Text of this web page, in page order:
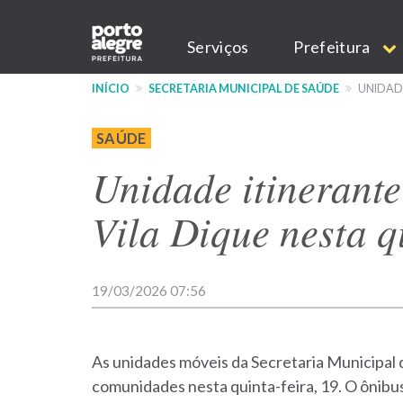
conteúdo
Main
navigation
Serviços Prefeitura
INÍCIO SECRETARIA MUNICIPAL DE SAÚDE
SAÚDE
Unidade
Vila Dique nesta
19/03/2026 07:56
As unidades móveis da Secretaria
comunidades nesta quinta-feira, 19. O